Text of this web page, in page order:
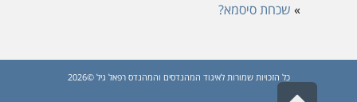
» שכחת סיסמא?
כל הזכויות שמורות לאיגוד המהנדסים והמהנדס רפאל גיל ©2026